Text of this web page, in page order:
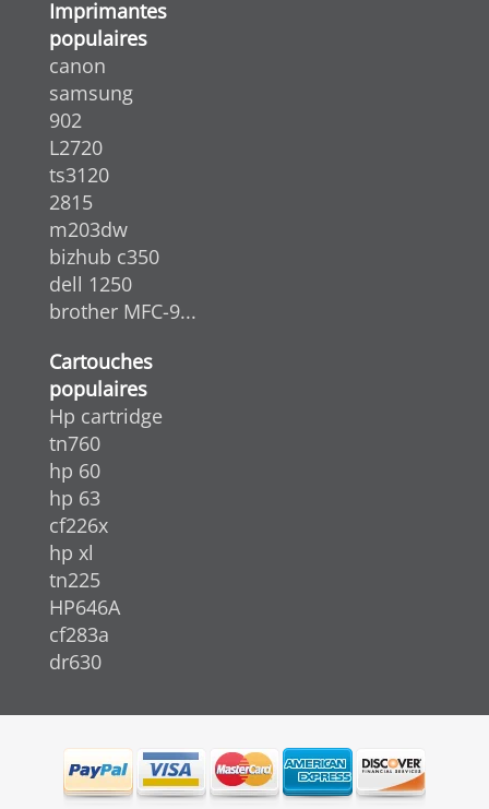
Imprimantes
populaires
canon
samsung
902
L2720
ts3120
2815
m203dw
bizhub c350
dell 1250
brother MFC-9...
Cartouches
populaires
Hp cartridge
tn760
hp 60
hp 63
cf226x
hp xl
tn225
HP646A
cf283a
dr630